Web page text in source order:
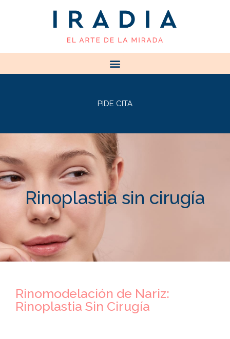
PIDE CITA
Rinoplastia sin cirugía
Rinomodelación de Nariz:
Rinoplastia Sin Cirugía